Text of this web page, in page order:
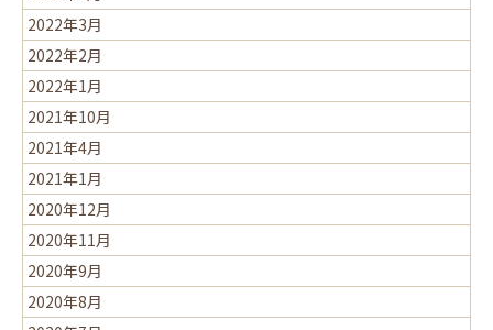
2022年3月
2022年2月
2022年1月
2021年10月
2021年4月
2021年1月
2020年12月
2020年11月
2020年9月
2020年8月